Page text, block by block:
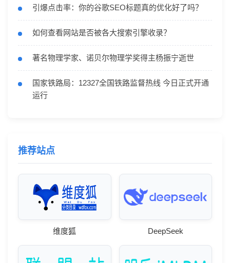
引爆点击率：你的谷歌SEO标题真的优化好了吗？
如何查看网站是否被各大搜索引擎收录？
著名物理学家、诺贝尔物理学奖得主杨振宁逝世
国家铁路局：12327全国铁路监督热线 今日正式开通
运行
推荐站点
维度狐 DeepSeek